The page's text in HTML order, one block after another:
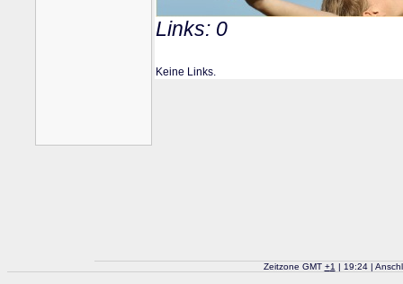
Links: 0
Keine Links.
Zeitzone GMT +1 | 19:24 |